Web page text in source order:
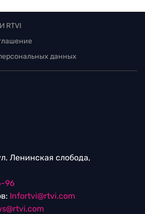
RTVI
данных
Ленинская слобода,
96
Infortvi@rtvi.com